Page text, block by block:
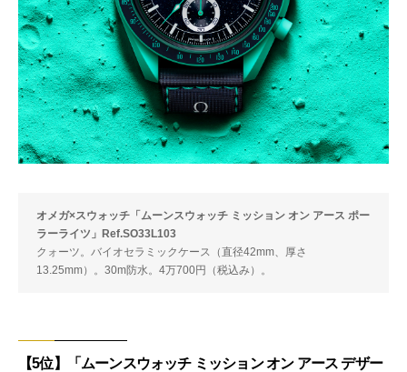
オメガ×スウォッチ「ムーンスウォッチ ミッション オン アース ポー
ラーライツ」Ref.SO33L103
クォーツ。バイオセラミックケース（直径42mm、厚さ
13.25mm）。30m防水。4万700円（税込み）。
【5位】「ムーンスウォッチ ミッション オン アース デザー